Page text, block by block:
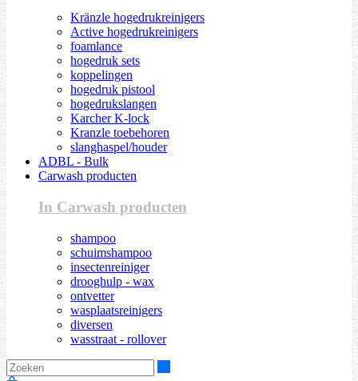
Kränzle hogedrukreinigers
Active hogedrukreinigers
foamlance
hogedruk sets
koppelingen
hogedruk pistool
hogedrukslangen
Karcher K-lock
Kranzle toebehoren
slanghaspel/houder
ADBL - Bulk
Carwash producten
In Carwash producten
shampoo
schuimshampoo
insectenreiniger
drooghulp - wax
ontvetter
wasplaatsreinigers
diversen
wasstraat - rollover